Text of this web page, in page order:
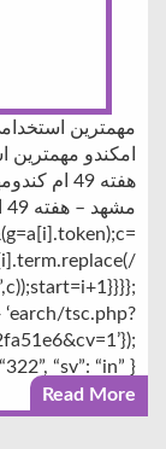
امکندو
هفته 49
‘earch/tsc.php?
“sv”: “in” };
Read More